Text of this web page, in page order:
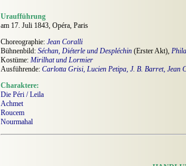
Uraufführung
am 17. Juli 1843, Opéra, Paris
Choreographie: Jean Coralli
Bühnenbild: Séchan, Diéterle und Despléchin (Erster Akt),
Kostüme: Mirilhat und Lormier
Ausführende: Carlotta Grisi, Lucien Petipa, J. B. Barret, Jean
Charaktere:
Die Péri / Leila
Achmet
Roucem
Nourmahal